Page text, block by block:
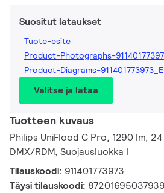
Suositut lataukset
Tuote-esite
Product-Photographs-
Product-Diagrams-
Valitse ja lataa
Tuotteen kuvaus
Philips UniFlood C Pro, 1290 lm, 24
DMX/RDM, Suojausluokka I
Tilauskoodi: 911401773973
Täysi tilauskoodi: